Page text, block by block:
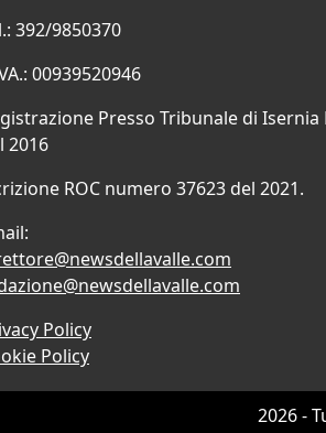
392/9850370
00939520946
Presso Tribunale di Isernia
2016
ROC numero 37623 del 2021.
Policy
Policy
2026 -